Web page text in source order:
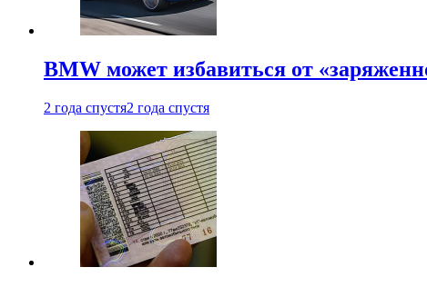
BMW может избавиться от
2 года спустя2 года спустя